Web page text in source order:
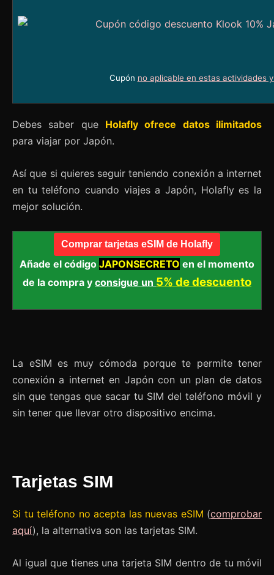
Cupón no aplicable en estas actividades
Debes saber que Holafly ofrece datos ilimitados
para viajar por Japón.
Así que si quieres seguir teniendo conexión a internet
en tu teléfono cuando viajes a Japón, Holafly es la
mejor solución.
Comprar tarjetas eSIM de Holafly
Añade el código JAPONSECRETO en el momento
de la compra y consigue un 5% de descuento
La eSIM es muy cómoda porque te permite tener
conexión a internet en Japón con un plan de datos
sin que tengas que sacar tu SIM del teléfono móvil y
sin tener que llevar otro dispositivo encima.
Tarjetas SIM
Si tu teléfono no acepta las nuevas eSIM (comprobar
aquí), la alternativa son las tarjetas SIM.
Al igual que tienes una tarjeta SIM dentro de tu móvil